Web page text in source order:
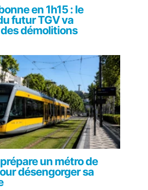
en 1h15 : le
futur TGV va
démolitions
un métro de
désengorger sa